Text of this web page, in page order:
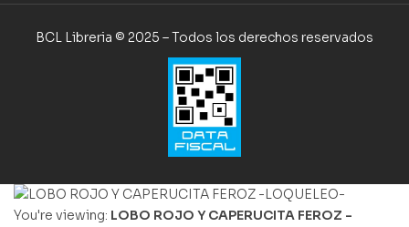
BCL Libreria © 2025 – Todos los derechos reservados
You're viewing: LOBO ROJO Y CAPERUCITA FEROZ -